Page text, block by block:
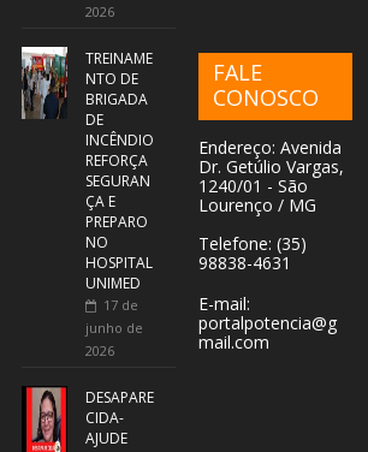
2026
TREINAME
NTO DE
BRIGADA
DE
INCÊNDIO
REFORÇA
SEGURAN
ÇA E
PREPARO
NO
HOSPITAL
UNIMED
17 de
junho de
2026
DESAPARE
CIDA-
AJUDE
FALE
CONOSCO
Endereço: Avenida
Dr. Getúlio Vargas,
1240/01 - São
Lourenço / MG
Telefone: (35)
98838-4631
E-mail:
portalpotencia@g
mail.com